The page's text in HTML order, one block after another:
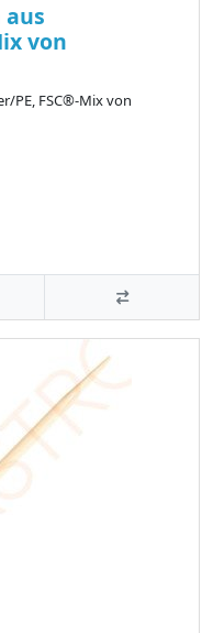
aus
von
PE, FSC®-Mix von